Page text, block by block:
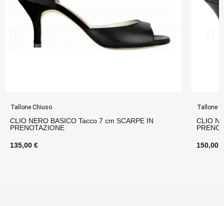
Tallone Chiuso
CLIO NERO BASICO Tacco 7 cm SCARPE IN
PRENOTAZIONE
135,00 €
Tallone
CLIO
150,00